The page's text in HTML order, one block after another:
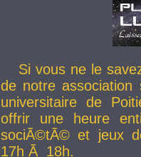
Si vous ne le
de notre
universitaire de
offrir une heure
sociÃ©tÃ© et jeux
17h Ã 18h.